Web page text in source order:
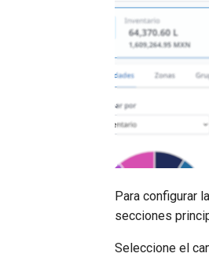
Para configurar
secciones
Seleccione el